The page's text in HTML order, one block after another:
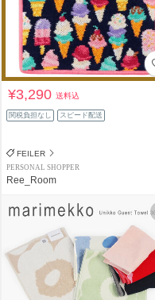
¥3,290送料込
関税負担なし スピード配送
FEILER
PERSONAL SHOPPER
Ree_Room